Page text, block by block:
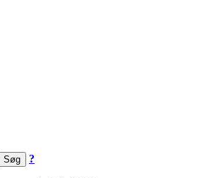
?